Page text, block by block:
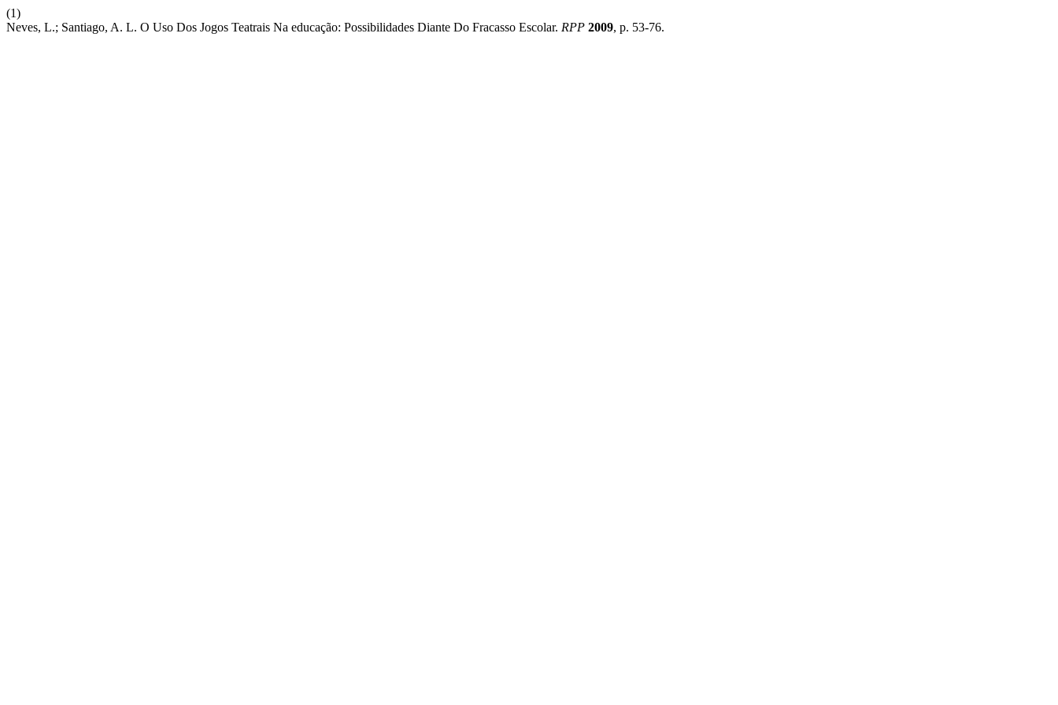
(1)
Neves, L.; Santiago, A. L. O Uso Dos Jogos Teatrais Na educação: Possibilidades Diante Do Fracasso Escolar. RPP 2009, p. 53-76.